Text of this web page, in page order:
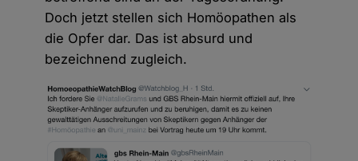
Doch jetzt stellen sich Homöopathen als
die Opfer dar. Das ist absurd und
bezeichnend zugleich.